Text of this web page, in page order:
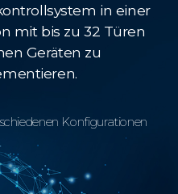
in einer
mit bis zu 32 Türen
Geräten zu
Konfigurationen